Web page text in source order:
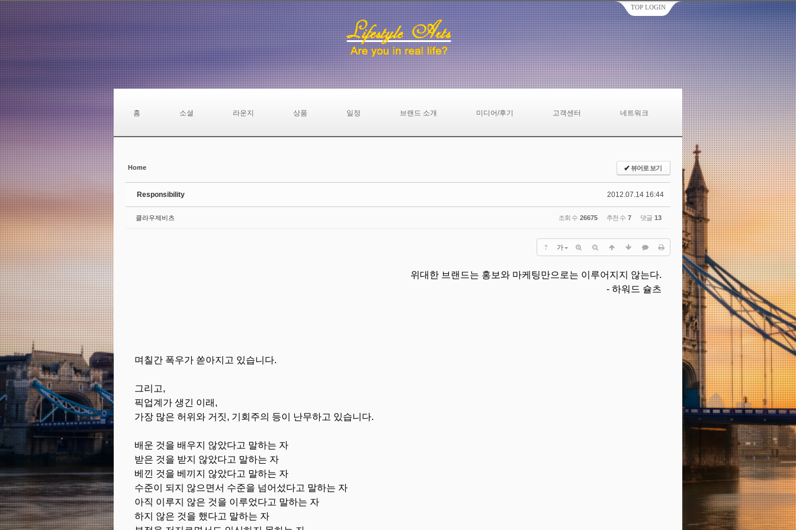
TOP LOGIN
홈 소셜 라운지 상품 일정 브랜드 소개 미디어/후기 고객센터 네트워크
Home ✔뷰어로 보기
2012.07.14 16:44
Responsibility
클라우제비츠 조회 수 26675 추천 수 7 댓글 13
? 가
위대한 브랜드는 홍보와 마케팅만으로는 이루어지지 않는다.
- 하워드 슐츠
며칠간 폭우가 쏟아지고 있습니다.
그리고,
픽업계가 생긴 이래,
가장 많은 허위와 거짓, 기회주의 등이 난무하고 있습니다.
배운 것을 배우지 않았다고 말하는 자
받은 것을 받지 않았다고 말하는 자
베낀 것을 베끼지 않았다고 말하는 자
수준이 되지 않으면서 수준을 넘어섰다고 말하는 자
아직 이루지 않은 것을 이루었다고 말하는 자
하지 않은 것을 했다고 말하는 자
Sketchbook5, 스케치북5
Sketchbook5, 스케치북5
Sketchbook5, 스케치북5
Sketchbook5, 스케치북5